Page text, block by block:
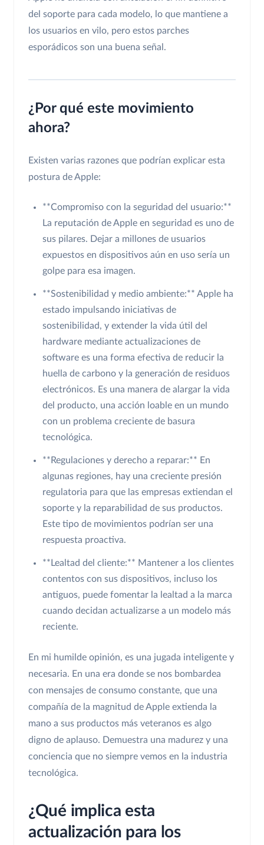
del soporte para cada modelo, lo que mantiene a
los usuarios en vilo, pero estos parches
esporádicos son una buena señal.
¿Por qué este movimiento
ahora?
Existen varias razones que podrían explicar esta
postura de Apple:
**Compromiso con la seguridad del usuario:**
La reputación de Apple en seguridad es uno de
sus pilares. Dejar a millones de usuarios
expuestos en dispositivos aún en uso sería un
golpe para esa imagen.
**Sostenibilidad y medio ambiente:** Apple ha
estado impulsando iniciativas de
sostenibilidad, y extender la vida útil del
hardware mediante actualizaciones de
software es una forma efectiva de reducir la
huella de carbono y la generación de residuos
electrónicos. Es una manera de alargar la vida
del producto, una acción loable en un mundo
con un problema creciente de basura
tecnológica.
**Regulaciones y derecho a reparar:** En
algunas regiones, hay una creciente presión
regulatoria para que las empresas extiendan el
soporte y la reparabilidad de sus productos.
Este tipo de movimientos podrían ser una
respuesta proactiva.
**Lealtad del cliente:** Mantener a los clientes
contentos con sus dispositivos, incluso los
antiguos, puede fomentar la lealtad a la marca
cuando decidan actualizarse a un modelo más
reciente.
En mi humilde opinión, es una jugada inteligente y
necesaria. En una era donde se nos bombardea
con mensajes de consumo constante, que una
compañía de la magnitud de Apple extienda la
mano a sus productos más veteranos es algo
digno de aplauso. Demuestra una madurez y una
conciencia que no siempre vemos en la industria
tecnológica.
¿Qué implica esta
actualización para los